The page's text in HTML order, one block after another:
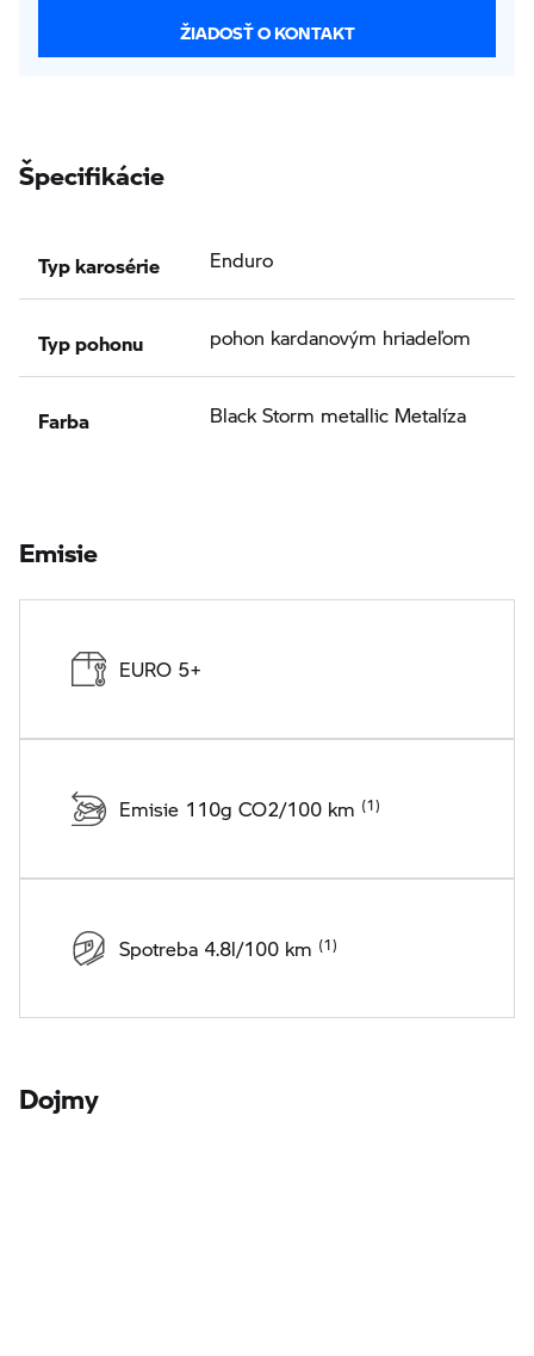
ŽIADOSŤ O KONTAKT
Špecifikácie
Typ karosérie Enduro
Typ pohonu pohon kardanovým hriadeľom
Farba Black Storm metallic Metalíza
Emisie
EURO 5+
Emisie 110g CO2/100 km
Spotreba 4.8l/100 km
Dojmy